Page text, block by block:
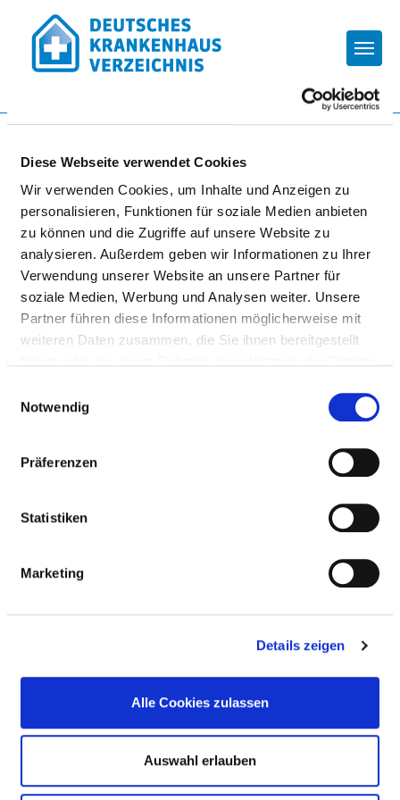
Diese Webseite verwendet Cookies
Wir verwenden Cookies, um Inhalte und Anzeigen zu
personalisieren, Funktionen für soziale Medien anbieten
zu können und die Zugriffe auf unsere Website zu
analysieren. Außerdem geben wir Informationen zu Ihrer
Verwendung unserer Website an unsere Partner für
soziale Medien, Werbung und Analysen weiter. Unsere
Partner führen diese Informationen möglicherweise mit
weiteren Daten zusammen, die Sie ihnen bereitgestellt
Notwendig
Präferenzen
Statistiken
Marketing
Details zeigen
Alle Cookies zulassen
Auswahl erlauben
Startseite der Fachabteilung
KREISKLINIK GROSS-UMSTADT
GESICHTSCHIRURGIE
AMBULANTE
PRIVATSPRECHSTUNDE VON HERRN DR. ABDEEN
EILIGENBERG
Ambulanzarzt/-
Privatambulanz (AM07)
Leistung: